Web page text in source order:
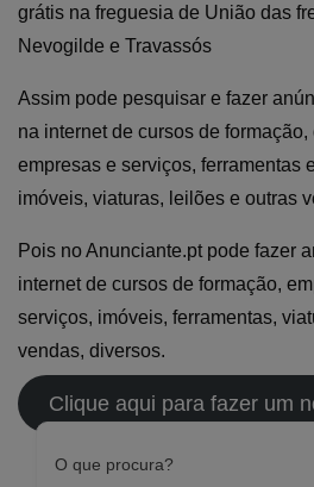
grátis na freguesia de União das
Nevogilde e Travassós
Assim pode pesquisar e fazer
na internet de cursos de
empresas e serviços, ferramentas
imóveis, viaturas, leilões e outras
Pois no Anunciante.pt pode fazer
internet de cursos de formação,
serviços, imóveis, ferramentas,
vendas, diversos.
Clique aqui para fazer um
O que procura?